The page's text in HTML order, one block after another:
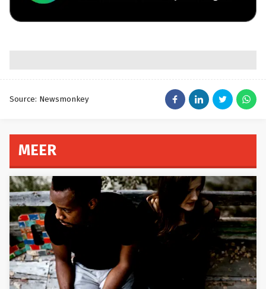
Source: Newsmonkey
MEER